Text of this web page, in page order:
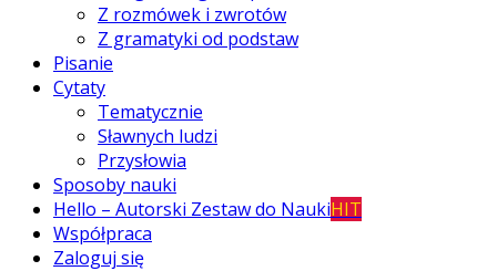
Z rozmówek i zwrotów
Z gramatyki od podstaw
Pisanie
Cytaty
Tematycznie
Sławnych ludzi
Przysłowia
Sposoby nauki
Hello – Autorski Zestaw do NaukiHIT
Współpraca
Zaloguj się